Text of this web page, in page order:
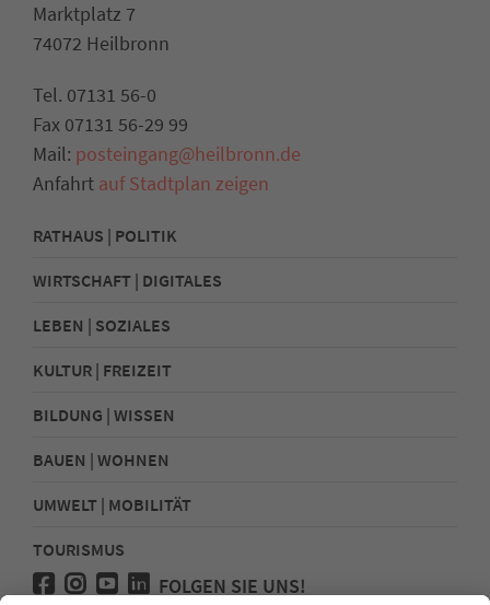
Marktplatz 7
74072 Heilbronn
Tel. 07131 56-0
Fax 07131 56-29 99
Mail: posteingang@heilbronn.de
Anfahrt auf Stadtplan zeigen
RATHAUS | POLITIK
WIRTSCHAFT | DIGITALES
LEBEN | SOZIALES
KULTUR | FREIZEIT
BILDUNG | WISSEN
BAUEN | WOHNEN
UMWELT | MOBILITÄT
TOURISMUS
FOLGEN SIE UNS!